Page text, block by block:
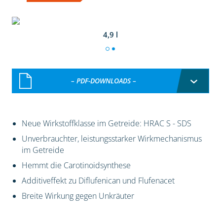
4,9 l
– PDF-DOWNLOADS –
Neue Wirkstoffklasse im Getreide: HRAC S - SDS
Unverbrauchter, leistungsstarker Wirkmechanismus
im Getreide
Hemmt die Carotinoidsynthese
Additiveffekt zu Diflufenican und Flufenacet
Breite Wirkung gegen Unkräuter